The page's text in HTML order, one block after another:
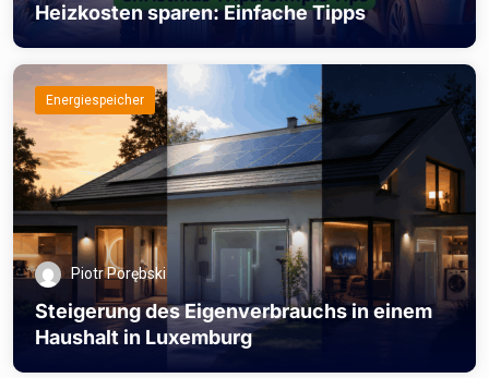
Heizkosten sparen: Einfache Tipps
Energiespeicher
Piotr Porębski
Steigerung des Eigenverbrauchs in einem
Haushalt in Luxemburg